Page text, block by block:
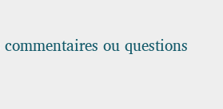
ou questions